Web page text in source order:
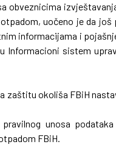
obveznicima
uočeno je da
informacijama i
Informacioni sistem
zaštitu okoliša FBiH
unosa
FBiH.